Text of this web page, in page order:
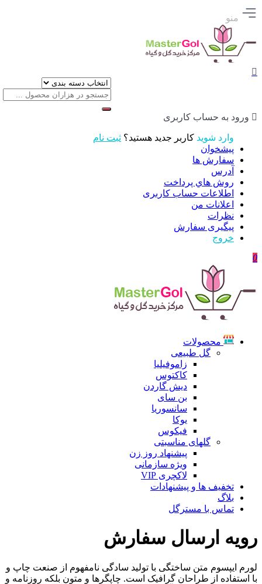
منو
ورود به حساب کاربری
وارد شوید کاربر جدید هستید؟ ثبت نام
پیشخوان
سفارش ها
آدرس
روش هاي پرداخت
اطلاعات حساب كاربری
اعلانات من
نظرات
پیگیری سفارش
خروج
0
محصولات
گل طبیعی
زاموفیلیا
کاکتوس
دیش گاردن
بن سای
سانسوریا
یوکا
فیکوس
گلهای مناسبتی
پیشنهاد روز زن
ویژه سازمانی
لاکچری VIP
تخفیف ها و پیشنهادات
بلاگ
تماس با مسترگل
رویه ارسال سفارش
لورم ایپسوم متن ساختگی با تولید سادگی نامفهوم از صنعت چاپ و
با استفاده از طراحان گرافیک است. چاپگرها و متون بلکه روزنامه و